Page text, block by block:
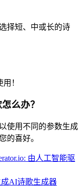
择短、中或长的诗
！
么办？
使用不同的参数生成
的喜好。
由人工智能驱
AI诗歌生成器